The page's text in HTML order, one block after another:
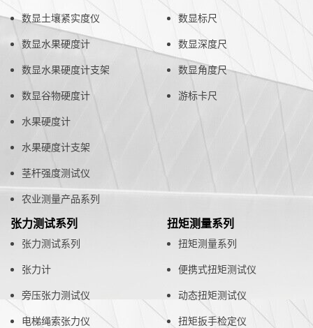
数显土壤紧实度仪
数显水果硬度计
数显水果硬度计支架
数显谷物硬度计
水果硬度计
水果硬度计支架
茎杆强度测试仪
农业测量产品系列
数显标尺
数显深度尺
数显角度尺
游标卡尺
张力测试系列
张力测试系列
张力计
旁压张力测试仪
电梯绳索张力仪
扭矩测量系列
扭矩测量系列
便携式扭矩测试仪
动态扭矩测试仪
扭矩扳手检定仪